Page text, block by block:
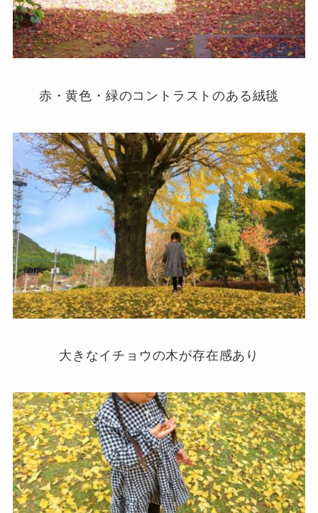
赤・黄色・緑のコントラストのある絨毯
大きなイチョウの木が存在感あり